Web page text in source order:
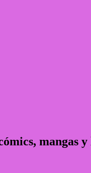
mangas